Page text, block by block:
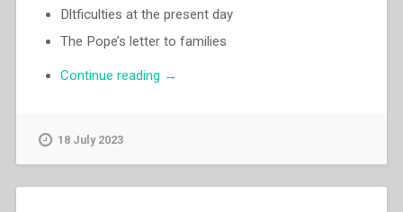
Dltficulties at the present day
The Pope’s letter to families
Continue reading “Egidio
→
18 July 2023